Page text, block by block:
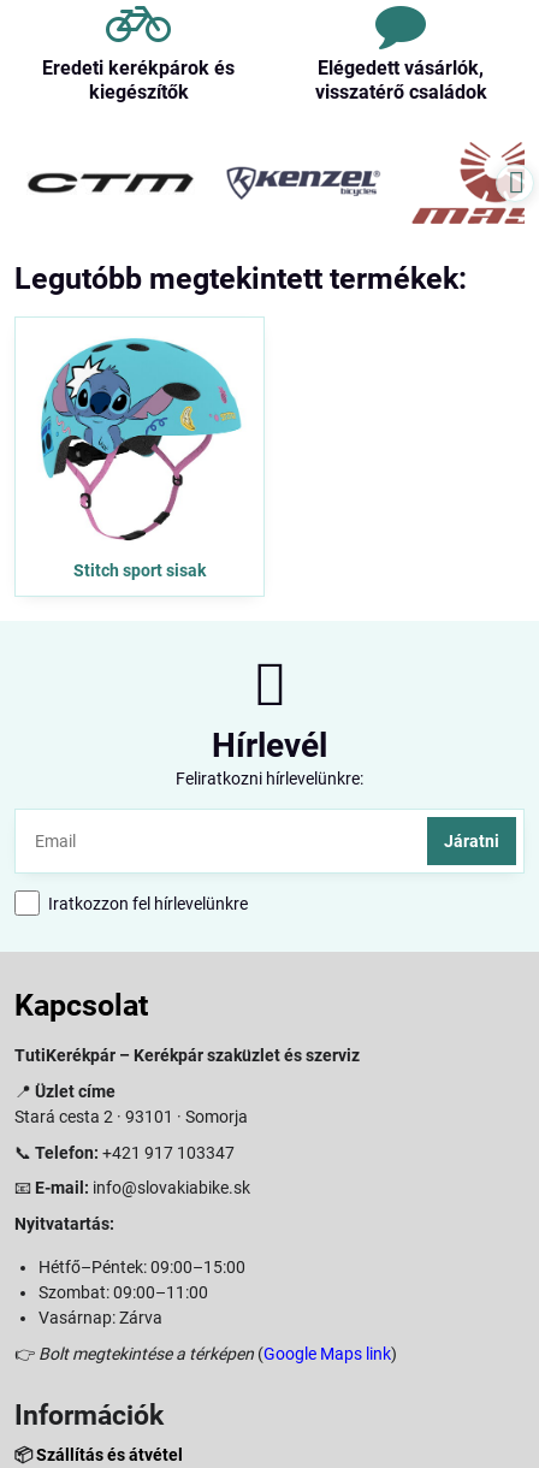
Eredeti kerékpárok és
kiegészítők
Elégedett vásárlók,
visszatérő családok
Legutóbb megtekintett termékek:
Stitch sport sisak
Hírlevél
Feliratkozni hírlevelünkre:
Járatni
Iratkozzon fel hírlevelünkre
Kapcsolat
TutiKerékpár – Kerékpár szaküzlet és szerviz
📍 Üzlet címe
Stará cesta 2 · 93101 · Somorja
📞 Telefon: +421 917 103347
📧 E-mail: info@slovakiabike.sk
Nyitvatartás:
Hétfő–Péntek: 09:00–15:00
Szombat: 09:00–11:00
Vasárnap: Zárva
👉 Bolt megtekintése a térképen (Google Maps link)
Információk
📦Szállítás és átvétel